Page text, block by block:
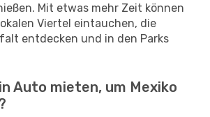
Mit etwas mehr Zeit können
Viertel eintauchen, die
entdecken und in den Parks
Auto mieten, um Mexiko